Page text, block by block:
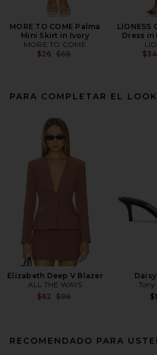
MORE TO COME Palma
Mini Skirt in Ivory
MORE TO COME
$26 Previous price:
$68
LIONESS
Dress in
$34
PARA COMPLETAR EL LOOK
Elizabeth Deep V Blazer
ALL THE WAYS
$62 Previous price:
$98
Daisy
RECOMENDADO PARA